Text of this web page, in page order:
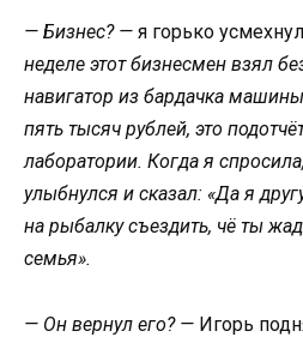
— Бизнес? — я горько
неделе этот бизнесмен взял
навигатор из бардачка
пять тысяч рублей, это
лаборатории. Когда я
улыбнулся и сказал: «Да я
на рыбалку съездить, чё ты
семья».
— Он вернул его? — Игорь